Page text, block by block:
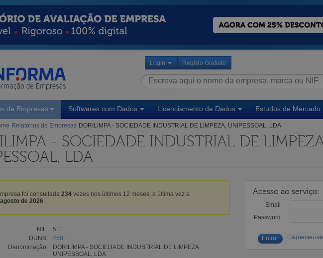
Login Registo Gratuito
de Empresas Softwares com Dados Licenciamento de Dados Estudos de Mercado
Relatórios de Empresas DORILIMPA - SOCIEDADE INDUSTRIAL DE LIMPEZA, UNIPESSOAL, LDA
- SOCIEDADE INDUSTRIAL DE
LDA
foi consultada 234 vezes nos últimos 12 meses, a última vez a
de 2026
NIF:
511...
DUNS:
450...
Denominação:
DORILIMPA - SOCIEDADE INDUSTRIAL DE LIMPEZA,
UNIPESSOAL, LDA
Acesso ao serviço:
Email
Password
Esqueceu-